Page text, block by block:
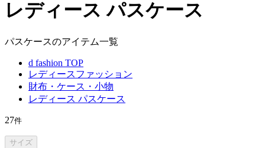
レディース パスケース
パスケースのアイテム一覧
d fashion TOP
レディースファッション
財布・ケース・小物
レディース パスケース
27件
サイズ